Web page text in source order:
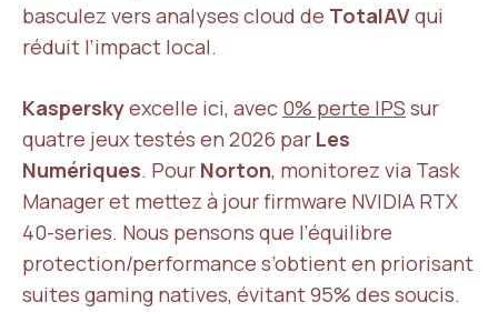
basculez vers analyses cloud de TotalAVqui
réduit l’impact local.
Kasperskyexcelle ici, avec 0% perte IPS sur
quatre jeux testés en 2026 par Les
Numériques. Pour Norton, monitorez via Task
Manager et mettez à jour firmware NVIDIA RTX
40-series. Nous pensons que l’équilibre
protection/performance s’obtient en priorisant
suites gaming natives, évitant 95% des soucis.